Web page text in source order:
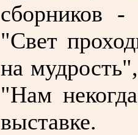
сборников
"Свет
на
"Нам
выставке.